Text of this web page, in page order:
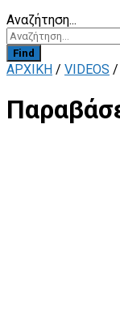
Αναζήτηση...
Find
ΑΡΧΙΚΗ / VIDEOS /